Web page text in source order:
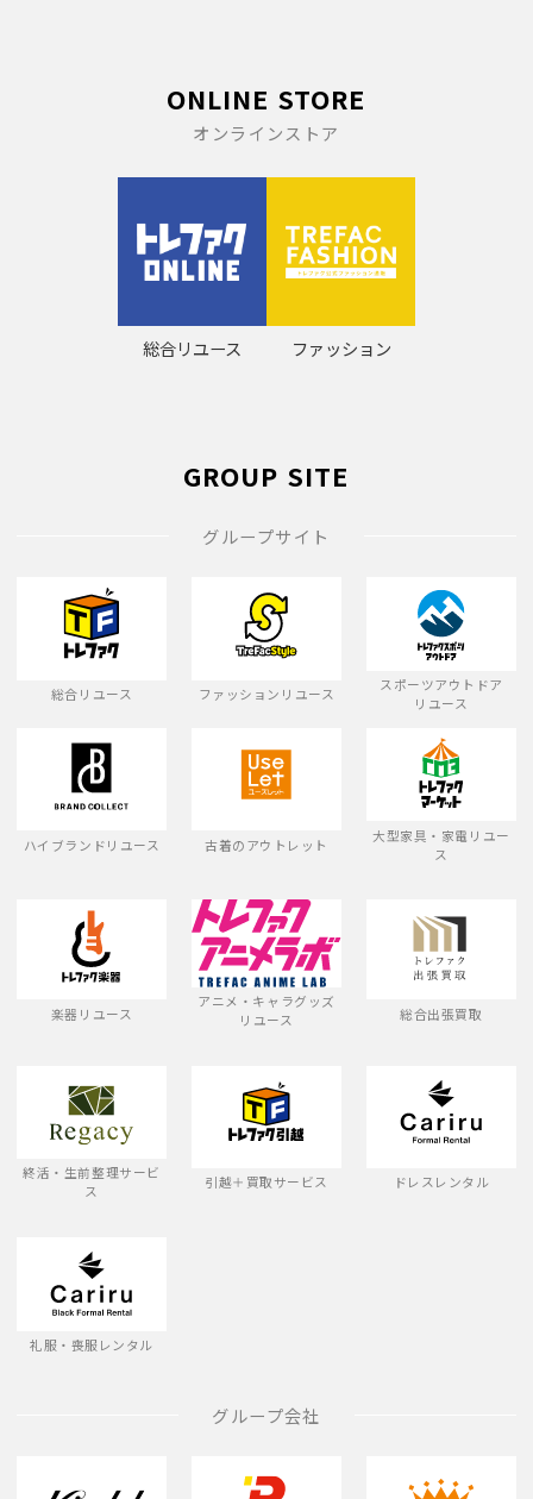
ONLINE STORE
オンラインストア
総合リユース ファッション
GROUP SITE
グループサイト
総合リユース ファッションリユース
スポーツアウトドア
リユース
ハイブランドリユース 古着のアウトレット
大型家具・家電リユー
ス
楽器リユース
アニメ・キャラグッズ
リユース
総合出張買取
終活・生前整理サービ
ス
引越＋買取サービス ドレスレンタル
礼服・喪服レンタル
グループ会社